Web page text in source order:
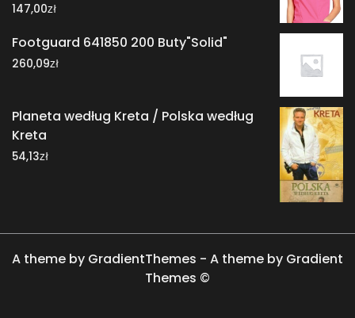
147,00zł
Footguard 641850 200 Buty"Solid"
260,09zł
Planeta według Kreta / Polska według
Kreta
54,13zł
A theme by GradientThemes - A theme by Gradient
Themes ©